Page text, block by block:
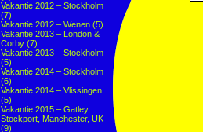
Vakantie 2012 – Stockholm
(7)
Vakantie 2012 – Wenen (5)
Vakantie 2013 – London &
Corby (7)
Vakantie 2013 – Stockholm
(5)
Vakantie 2014 – Stockholm
(6)
Vakantie 2014 – Vlissingen
(5)
Vakantie 2015 – Gatley,
Stockport, Manchester, UK
(9)